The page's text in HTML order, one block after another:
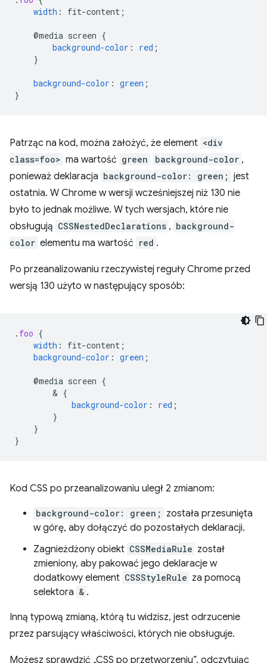
width : fit-content ;
@media screen {
background-color : red ;
}
background-color : green ;
}
Patrząc na kod, można założyć, że element <div
class=foo> ma wartość green background-color ,
ponieważ deklaracja background-color: green; jest
ostatnia. W Chrome w wersji wcześniejszej niż 130 nie
było to jednak możliwe. W tych wersjach, które nie
obsługują CSSNestedDeclarations , background-
color elementu ma wartość red .
Po przeanalizowaniu rzeczywistej reguły Chrome przed
wersją 130 użyto w następujący sposób:
. foo {
width : fit-content ;
background-color : green ;
@media screen {
        &
{
background-color : red ;
}
}
}
Kod CSS po przeanalizowaniu uległ 2 zmianom:
background-color: green;
została przesunięta
w górę, aby dołączyć do pozostałych deklaracji.
Zagnieżdżony obiekt CSSMediaRule został
zmieniony, aby pakować jego deklaracje w
dodatkowy element CSSStyleRule za pomocą
selektora & .
Inną typową zmianą, którą tu widzisz, jest odrzucenie
przez parsujący właściwości, których nie obsługuje.
Możesz sprawdzić „CSS po przetworzeniu”, odczytując